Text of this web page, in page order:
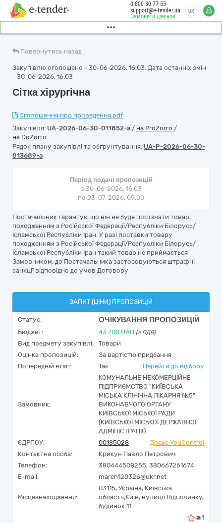
Замовити дзвінок
0 800 30 77 55
support@e-tender.ua
UK
Повернутись назад
Закупівлю оголошено - 30-06-2026, 16:03. Дата останніх змін
- 30-06-2026, 16:03
Сітка хірургічна
Оголошення про проведення.pdf
Закупівля: UA-2026-06-30-011852-a / на ProZorro /
на DoZorro
Рядок плану закупівлі та обґрунтування: UA-P-2026-06-30-
013689-a
Період подачі пропозицій
з 30-06-2026, 16:03
по 03-07-2026, 09:00
Постачальник гарантує, що він не буде постачати товар,
походженням з Російської Федерації/Республіки Білорусь/
Ісламської Республіки Іран. У разі поставки товару
походженням з Російської Федерації/Республіки Білорусь/
Ісламської Республіки Іран такий товар не приймається
Замовником, до Постачальника застосовуються штрафні
санкції відповідно до умов Договору
ЗАПИТ (ЦІНИ) ПРОПОЗИЦІЙ
Статус: ОЧІКУВАННЯ ПРОПОЗИЦІЙ
Бюджет: 43 700 UAH (з ПДВ)
Вид предмету закупівлі:
Товари
Оцінка пропозицій:
За вартістю придбання
Попередній етап:
Так Перейти до відбору
Замовник:
КОМУНАЛЬНЕ НЕКОМЕРЦІЙНЕ
ПІДПРИЄМСТВО "КИЇВСЬКА
МІСЬКА КЛІНІЧНА ЛІКАРНЯ №5"
ВИКОНАВЧОГО ОРГАНУ
КИЇВСЬКОЇ МІСЬКОЇ РАДИ
(КИЇВСЬКОЇ МІСЬКОЇ ДЕРЖАВНОЇ
АДМІНІСТРАЦІЇ)
ЄДРПОУ:
00185028
Досьє YouControl
Контактна особа:
Крикун Павло Петрович
Телефон:
380444508255, 380667261674
E-mail:
march120326@ukr.net
Місцезнаходження:
03115, Україна, Київська
область,Київ, вулиця Відпочинку,
будинок 11
1